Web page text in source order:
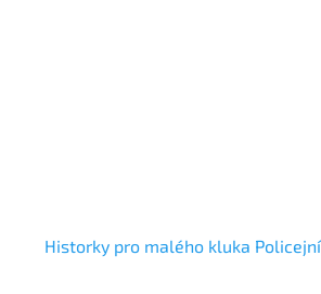
Historky pro malého kluka